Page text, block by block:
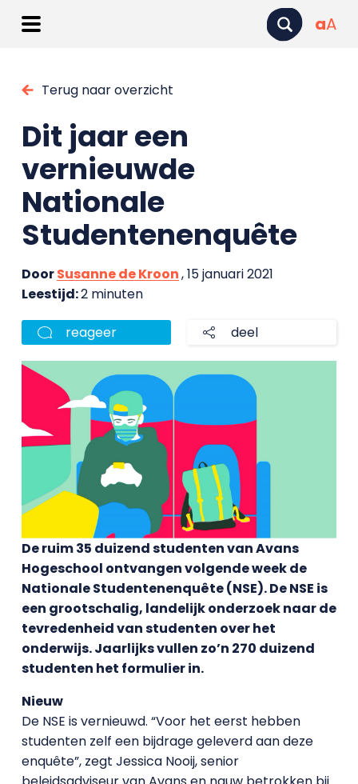
aA
Terug naar overzicht
Dit jaar een
vernieuwde
Nationale
Studentenenquête
DoorSusanne de Kroon, 15 januari 2021
Leestijd:2 minuten
reageer deel
De ruim 35 duizend studenten van Avans
Hogeschool ontvangen volgende week de
Nationale Studentenenquête (NSE). De NSE is
een grootschalig, landelijk onderzoek naar de
tevredenheid van studenten over het
onderwijs. Jaarlijks vullen zo’n 270 duizend
studenten het formulier in.
Nieuw
De NSE is vernieuwd. “Voor het eerst hebben
studenten zelf een bijdrage geleverd aan deze
enquête”, zegt Jessica Nooij, senior